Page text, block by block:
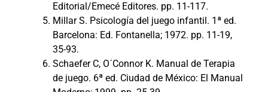
Editorial/Emecé Editores. pp. 11-117.
Millar S. Psicología del juego infantil. 1ª ed.
Barcelona: Ed. Fontanella; 1972. pp. 11-19,
35-93.
Schaefer C, O´Connor K. Manual de Terapia
de juego. 6ª ed. Ciudad de México: El Manual